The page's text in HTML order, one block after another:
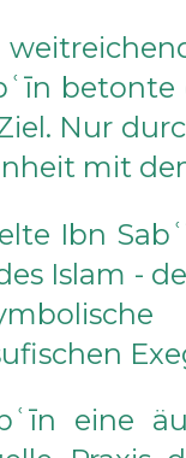
Nur
mit
Ibn
Islam -
eine